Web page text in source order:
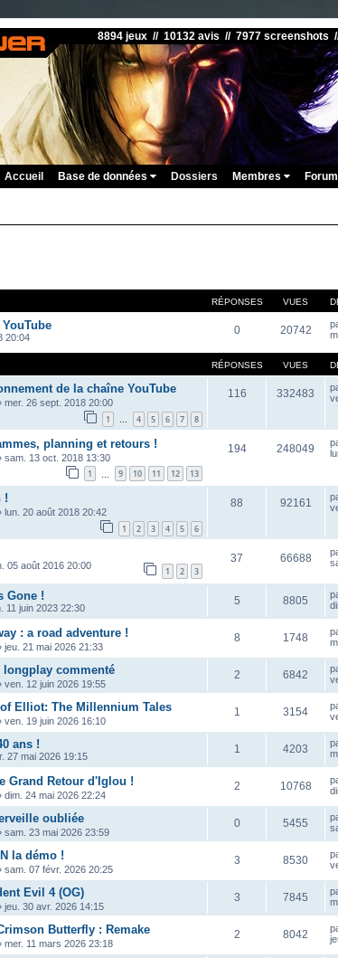
8894 jeux // 10132 avis // 7977 screenshots
Accueil Base de données Dossiers Membres Forum
RÉPONSES VUES
20:04
0 20742
RÉPONSES VUES
de la chaîne YouTube
mer. 26 sept. 2018 20:00
1 … 4 5 6 7 8
116 332483
planning et retours !
sam. 13 oct. 2018 13:30
1 9 10 11 12 13
194 248049
!
lun. 20 août 2018 20:42
1 2 3 4 5 6
88 92161
05 août 2016 20:00 1 2 3
37 66688
Gone !
11 juin 2023 22:30
5 8805
: a road adventure !
jeu. 21 mai 2026 21:33
8 1748
longplay commenté
ven. 12 juin 2026 19:55
2 6842
Elliot: The Millennium Tales
ven. 19 juin 2026 16:10
1 3154
ans !
27 mai 2026 19:15
1 4203
Grand Retour d'Iglou !
dim. 24 mai 2026 22:24
2 10768
oubliée
sam. 23 mai 2026 23:59
0 5455
la démo !
sam. 07 févr. 2026 20:25
3 8530
Evil 4 (OG)
jeu. 30 avr. 2026 14:15
3 7845
Butterfly : Remake
mer. 11 mars 2026 23:18
2 8042